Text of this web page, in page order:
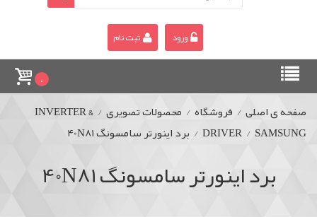
ورود ثبت نام
0
صفحه ی اصلی / فروشگاه / محصولات تصویری /
INVERTER &
DRIVER / SAMSUNG
/ برد اینورتر سامسونگ 40N81
برد اینورتر سامسونگ 40N81